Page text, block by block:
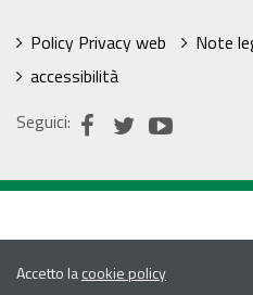
Policy Privacy web Note
accessibilità
Seguici:
Accetto lacookie policy